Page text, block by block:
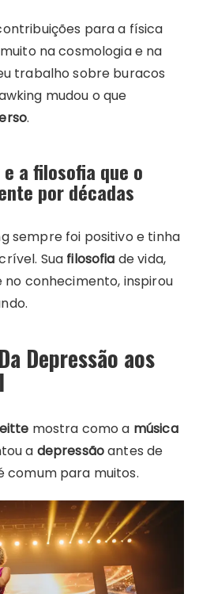
para a física
na cosmologia e na
trabalho sobre buracos
mudou o que
.
a filosofia que o
por décadas
sempre foi positivo e tinha
Sua filosofia de vida,
no conhecimento, inspirou
Depressão aos
mostra como a música
a depressãoantes de
comum para muitos.